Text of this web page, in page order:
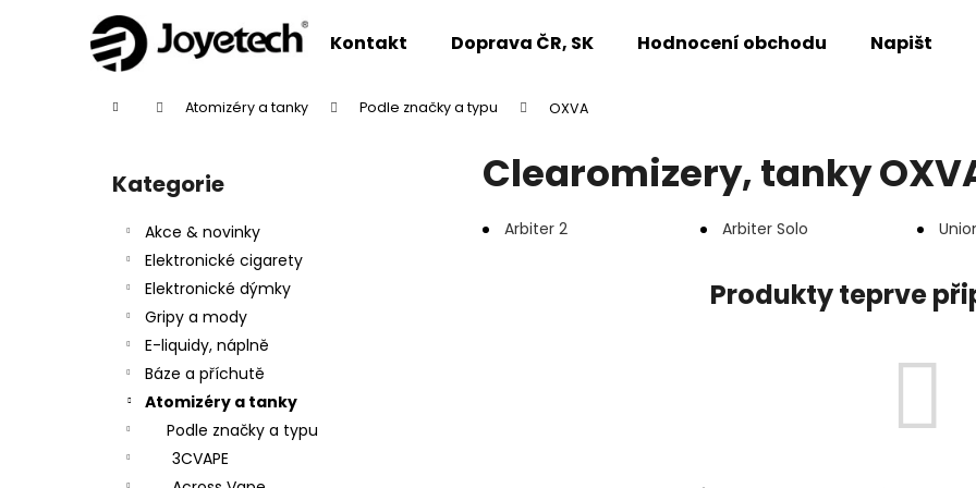
Kontakt Doprava ČR, SK Hodnocení obchodu Napište
Domů Atomizéry a tanky Podle značky a typu OXVA
Přeskočit
kategorie
Kategorie
Akce & novinky
Elektronické cigarety
Elektronické dýmky
Gripy a mody
E-liquidy, náplně
Báze a příchutě
Atomizéry a tanky
Podle značky a typu
3CVAPE
Clearomizery, tanky
Arbiter 2 Arbiter Solo
Produkty teprve
Zpět
Zpět
Co potřebujete najít?
HLEDAT
Doporučujeme